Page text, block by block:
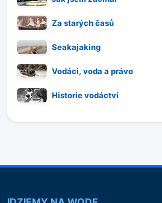
Za starých časů
Seakajaking
Vodáci, voda a právo
Historie vodáctví